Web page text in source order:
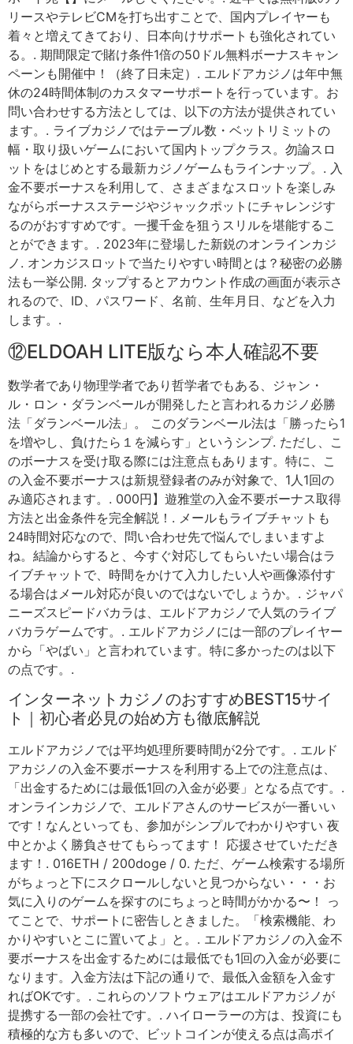
リースやテレビCMを打ち出すことで、国内プレイヤーも
着々と増えてきており、日本向けサポートも強化されてい
る。. 期間限定で賭け条件1倍の50ドル無料ボーナスキャン
ペーンも開催中！（終了日未定）. エルドアカジノは年中無
休の24時間体制のカスタマーサポートを行っています。お
問い合わせする方法としては、以下の方法が提供されてい
ます。. ライブカジノではテーブル数・ベットリミットの
幅・取り扱いゲームにおいて国内トップクラス。勿論スロ
ットをはじめとする最新カジノゲームもラインナップ。. 入
金不要ボーナスを利用して、さまざまなスロットを楽しみ
ながらボーナスステージやジャックポットにチャレンジす
るのがおすすめです。一攫千金を狙うスリルを堪能するこ
とができます。. 2023年に登場した新鋭のオンラインカジ
ノ. オンカジスロットで当たりやすい時間とは？秘密の必勝
法も一挙公開. タップするとアカウント作成の画面が表示さ
れるので、ID、パスワード、名前、生年月日、などを入力
します。.
⑫ELDOAH LITE版なら本人確認不要
数学者であり物理学者であり哲学者でもある、ジャン・
ル・ロン・ダランベールが開発したと言われるカジノ必勝
法「ダランベール法」。 このダランベール法は「勝ったら1
を増やし、負けたら１を減らす」というシンプ. ただし、こ
のボーナスを受け取る際には注意点もあります。特に、こ
の入金不要ボーナスは新規登録者のみが対象で、1人1回の
み適応されます。. 000円】遊雅堂の入金不要ボーナス取得
方法と出金条件を完全解説！. メールもライブチャットも
24時間対応なので、問い合わせ先で悩んでしまいますよ
ね。結論からすると、今すぐ対応してもらいたい場合はラ
イブチャットで、時間をかけて入力したい人や画像添付す
る場合はメール対応が良いのではないでしょうか。. ジャパ
ニーズスピードバカラは、エルドアカジノで人気のライブ
バカラゲームです。. エルドアカジノには一部のプレイヤー
から「やばい」と言われています。特に多かったのは以下
の点です。.
インターネットカジノのおすすめBEST15サイ
ト｜初心者必見の始め方も徹底解説
エルドアカジノでは平均処理所要時間が2分です。. エルド
アカジノの入金不要ボーナスを利用する上での注意点は、
「出金するためには最低1回の入金が必要」となる点です。.
オンラインカジノで、エルドアさんのサービスが一番いい
です！なんといっても、参加がシンプルでわかりやすい 夜
中とかよく勝負させてもらってます！ 応援させていただき
ます！. 016ETH / 200doge / 0. ただ、ゲーム検索する場所
がちょっと下にスクロールしないと見つからない・・・お
気に入りのゲームを探すのにちょっと時間がかかる〜！ っ
てことで、サポートに密告しときました。「検索機能、わ
かりやすいとこに置いてよ」と。. エルドアカジノの入金不
要ボーナスを出金するためには最低でも1回の入金が必要に
なります。入金方法は下記の通りで、最低入金額を入金す
ればOKです。. これらのソフトウェアはエルドアカジノが
提携する一部の会社です。. ハイローラーの方は、投資にも
積極的な方も多いので、ビットコインが使える点は高ポイ